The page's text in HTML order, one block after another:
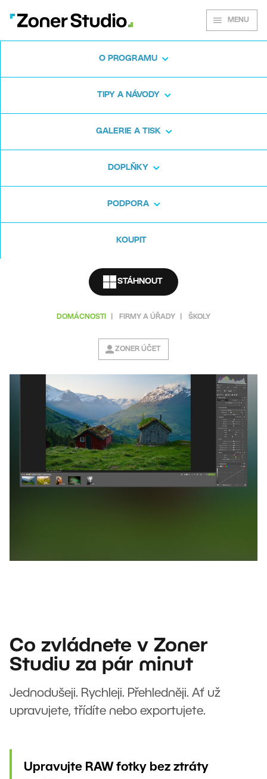
MENU
O PROGRAMU
TIPY A NÁVODY
GALERIE A TISK
DOPLŇKY
PODPORA
KOUPIT
STÁHNOUT
DOMÁCNOSTI FIRMY A ÚŘADY ŠKOLY
ZONER ÚČET
Zoner Studio pro
Windows
Stáhnout zdarma
Co zvládnete v Zoner
Studiu za pár minut
Jednodušeji. Rychleji. Přehledněji. Ať už
upravujete, třídíte nebo exportujete.
Upravujte RAW fotky bez ztráty